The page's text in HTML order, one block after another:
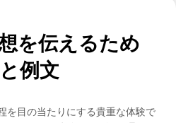
を伝えるため
例文
を目の当たりにする貴重な体験で